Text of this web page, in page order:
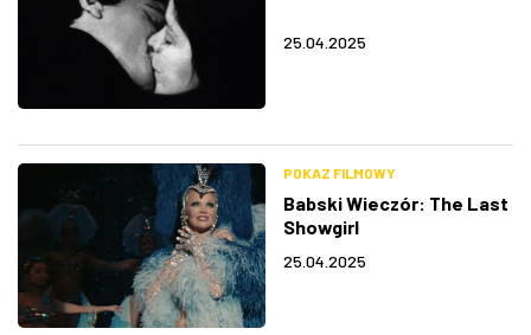
25.04.2025
POKAZ FILMOWY
Babski Wieczór: The Last
Showgirl
25.04.2025